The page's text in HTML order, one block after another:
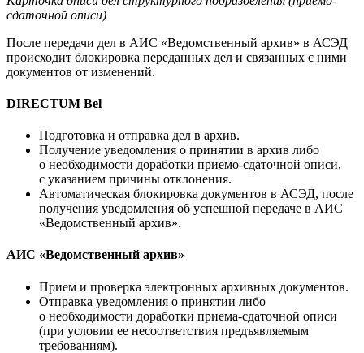
сдаточной описи)
После передачи дел в АИС «Ведомственный архив» в АСЭД
происходит блокировка переданных дел и связанных с ними
документов от изменений.
DIRECTUM Bel
Подготовка и отправка дел в архив.
Получение уведомления о принятии в архив либо
о необходимости доработки приемо-сдаточной описи,
с указанием причины отклонения.
Автоматическая блокировка документов в АСЭД, после
получения уведомления об успешной передаче в АИС
«Ведомственный архив».
АИС «Ведомственный архив»
Прием и проверка электронных архивных документов.
Отправка уведомления о принятии либо
о необходимости доработки приема-сдаточной описи
(при условии ее несоответствия предъявляемым
требованиям).